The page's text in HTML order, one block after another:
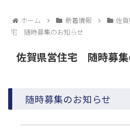
ホーム 新着情報 佐
宅 随時募集のお知らせ
佐賀県営住宅 随時募集
随時募集のお知らせ